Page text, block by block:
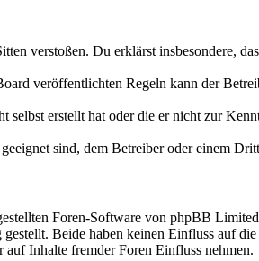
verstoßen. Du erklärst insbesondere,
veröffentlichten Regeln kann der
erstellt hat oder die er nicht zur
sind, dem Betreiber oder einem
Foren-Software von phpBB
Beide haben keinen Einfluss auf
Inhalte fremder Foren Einfluss nehmen.